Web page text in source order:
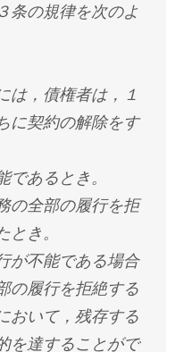
条の規律を次のよ
，債権者は，１
に契約の解除をす
るとき。
全部の履行を拒
き。
不能である場合
の履行を拒絶する
おいて，残存する
を達することがで